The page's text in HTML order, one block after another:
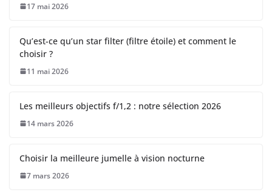
17 mai 2026
Qu’est-ce qu’un star filter (filtre étoile) et comment le
choisir ?
11 mai 2026
Les meilleurs objectifs f/1,2 : notre sélection 2026
14 mars 2026
Choisir la meilleure jumelle à vision nocturne
7 mars 2026